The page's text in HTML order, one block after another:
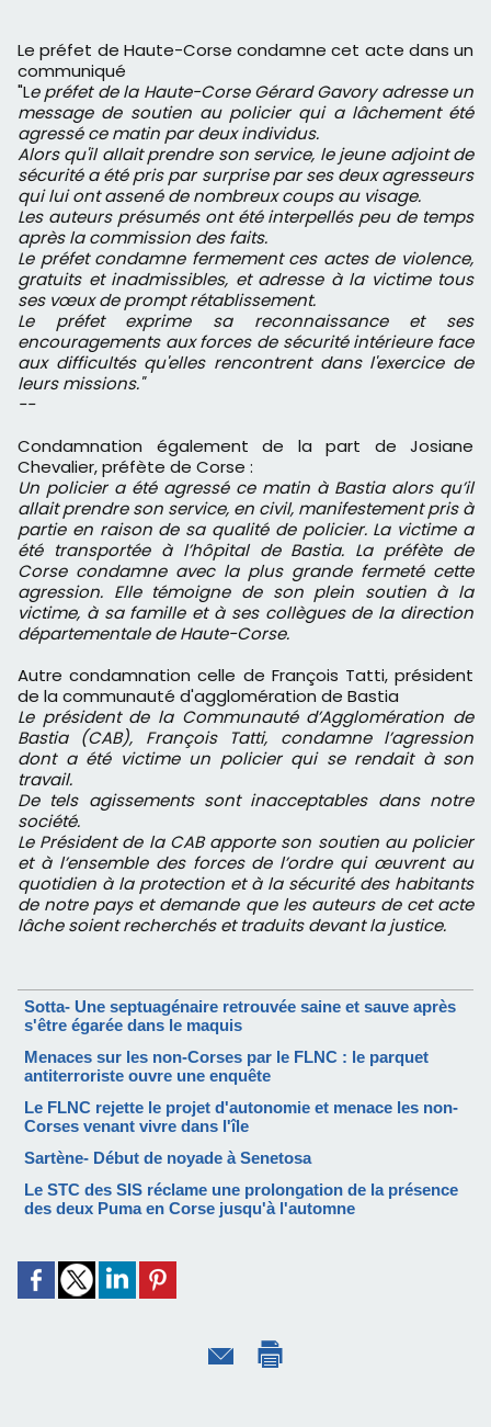
Le préfet de Haute-Corse condamne cet acte dans un
communiqué
"Le préfet de la Haute-Corse Gérard Gavory adresse un
message de soutien au policier qui a lâchement été
agressé ce matin par deux individus.
Alors qu'il allait prendre son service, le jeune adjoint de
sécurité a été pris par surprise par ses deux agresseurs
qui lui ont assené de nombreux coups au visage.
Les auteurs présumés ont été interpellés peu de temps
après la commission des faits.
Le préfet condamne fermement ces actes de violence,
gratuits et inadmissibles, et adresse à la victime tous
ses vœux de prompt rétablissement.
Le préfet exprime sa reconnaissance et ses
encouragements aux forces de sécurité intérieure face
aux difficultés qu'elles rencontrent dans l'exercice de
leurs missions."
--
Condamnation également de la part de Josiane
Chevalier, préfète de Corse :
Un policier a été agressé ce matin à Bastia alors qu’il
allait prendre son service, en civil, manifestement pris à
partie en raison de sa qualité de policier. La victime a
été transportée à l’hôpital de Bastia. La préfète de
Corse condamne avec la plus grande fermeté cette
agression. Elle témoigne de son plein soutien à la
victime, à sa famille et à ses collègues de la direction
départementale de Haute-Corse.
Autre condamnation celle de François Tatti, président
de la communauté d'agglomération de Bastia
Le président de la Communauté d’Agglomération de
Bastia (CAB), François Tatti, condamne l’agression
dont a été victime un policier qui se rendait à son
travail.
De tels agissements sont inacceptables dans notre
société.
Le Président de la CAB apporte son soutien au policier
et à l’ensemble des forces de l’ordre qui œuvrent au
quotidien à la protection et à la sécurité des habitants
de notre pays et demande que les auteurs de cet acte
lâche soient recherchés et traduits devant la justice.
Sotta- Une septuagénaire retrouvée saine et sauve après
s'être égarée dans le maquis
Menaces sur les non-Corses par le FLNC : le parquet
antiterroriste ouvre une enquête
Le FLNC rejette le projet d'autonomie et menace les non-
Corses venant vivre dans l'île
Sartène- Début de noyade à Senetosa
Le STC des SIS réclame une prolongation de la présence
des deux Puma en Corse jusqu'à l'automne